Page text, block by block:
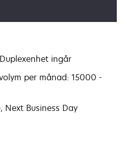
ingår
per månad: 15000 -
Next Business Day